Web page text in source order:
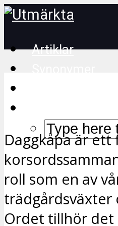
Artiklar
Daggkåpa är
roll som en av
trädgårdsväxter
Ordet tillhör